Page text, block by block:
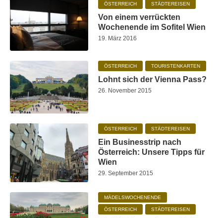
ÖSTERREICH STÄDTEREISEN
Von einem verrückten
Wochenende im Sofitel Wien
19. März 2016
ÖSTERREICH TOURISTENKARTEN
Lohnt sich der Vienna Pass?
26. November 2015
ÖSTERREICH STÄDTEREISEN
Ein Businesstrip nach
Österreich: Unsere Tipps für
Wien
29. September 2015
MÄDELSWOCHENENDE
ÖSTERREICH STÄDTEREISEN